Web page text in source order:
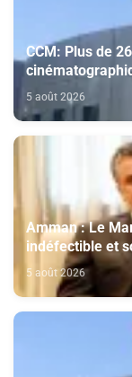
CCM: Plus de
5 août 2026
Amman : Le
indéfectible et
légitimes du
5 août 2026